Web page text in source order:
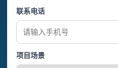
联系电话
项目场景